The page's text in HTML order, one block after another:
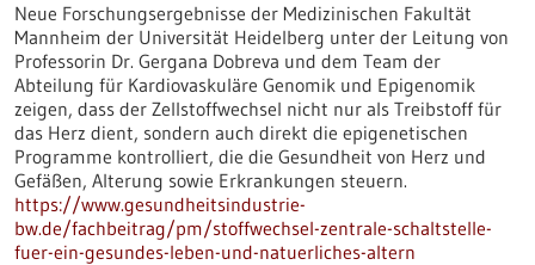
Neue Forschungsergebnisse der Medizinischen Fakultät
Mannheim der Universität Heidelberg unter der Leitung von
Professorin Dr. Gergana Dobreva und dem Team der
Abteilung für Kardiovaskuläre Genomik und Epigenomik
zeigen, dass der Zellstoffwechsel nicht nur als Treibstoff für
das Herz dient, sondern auch direkt die epigenetischen
Programme kontrolliert, die die Gesundheit von Herz und
Gefäßen, Alterung sowie Erkrankungen steuern.
https://www.gesundheitsindustrie-
bw.de/fachbeitrag/pm/stoffwechsel-zentrale-schaltstelle-
fuer-ein-gesundes-leben-und-natuerliches-altern